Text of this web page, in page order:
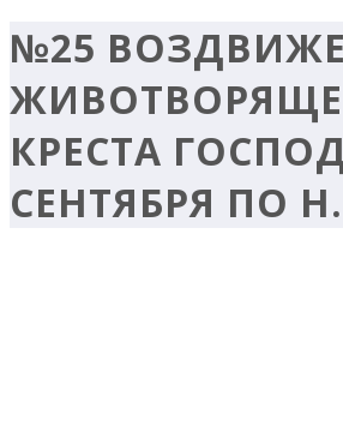
№25
КРЕСТА
СЕНТЯБРЯ ПО